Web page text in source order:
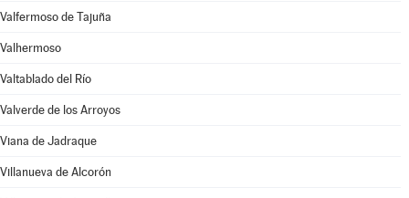
Valfermoso de Tajuña
Valhermoso
Valtablado del Río
Valverde de los Arroyos
Viana de Jadraque
Villanueva de Alcorón